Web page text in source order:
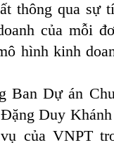
thông qua sự
của mỗi
hình kinh
Ban Dự án
Duy
của VNPT